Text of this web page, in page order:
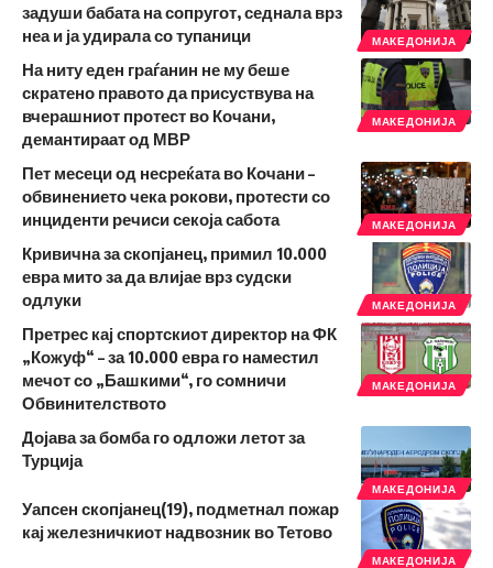
МАКЕДОНИЈА
задуши бабата на сопругот, седнала врз
неа и ја удирала со тупаници
МАКЕДОНИЈА
На ниту еден граѓанин не му беше
скратено правото да присуствува на
вчерашниот протест во Кочани,
демантираат од МВР
МАКЕДОНИЈА
Пет месеци од несреќата во Кочани –
обвинението чека рокови, протести со
инциденти речиси секоја сабота
МАКЕДОНИЈА
Кривична за скопјанец, примил 10.000
евра мито за да влијае врз судски
одлуки
МАКЕДОНИЈА
Претрес кај спортскиот директор на ФК
„Кожуф“ – за 10.000 евра го наместил
мечот со „Башкими“, го сомничи
Обвинителството
МАКЕДОНИЈА
Дојава за бомба го одложи летот за
Турција
МАКЕДОНИЈА
Уапсен скопјанец(19), подметнал пожар
кај железничкиот надвозник во Тетово